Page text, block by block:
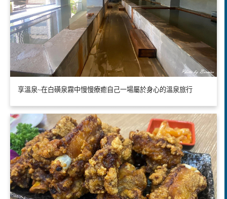
享溫泉~在白磺泉霧中慢慢療癒自己一場屬於身心的溫泉旅行